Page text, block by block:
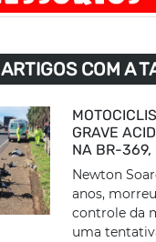
ARTIGOS COM A
GRAVE
NA BR-369,
Newton
anos,
controle da
uma